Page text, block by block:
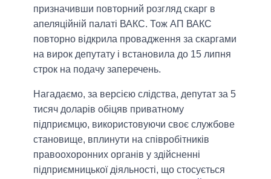
призначивши повторний розгляд скарг в
апеляційній палаті ВАКС. Тож АП ВАКС
повторно відкрила провадження за скаргами
на вирок депутату і встановила до 15 липня
строк на подачу заперечень.
Нагадаємо, за версією слідства, депутат за 5
тисяч доларів обіцяв приватному
підприємцю, використовуючи своє службове
становище, вплинути на співробітників
правоохоронних органів у здійсненні
підприємницької діяльності, що стосується